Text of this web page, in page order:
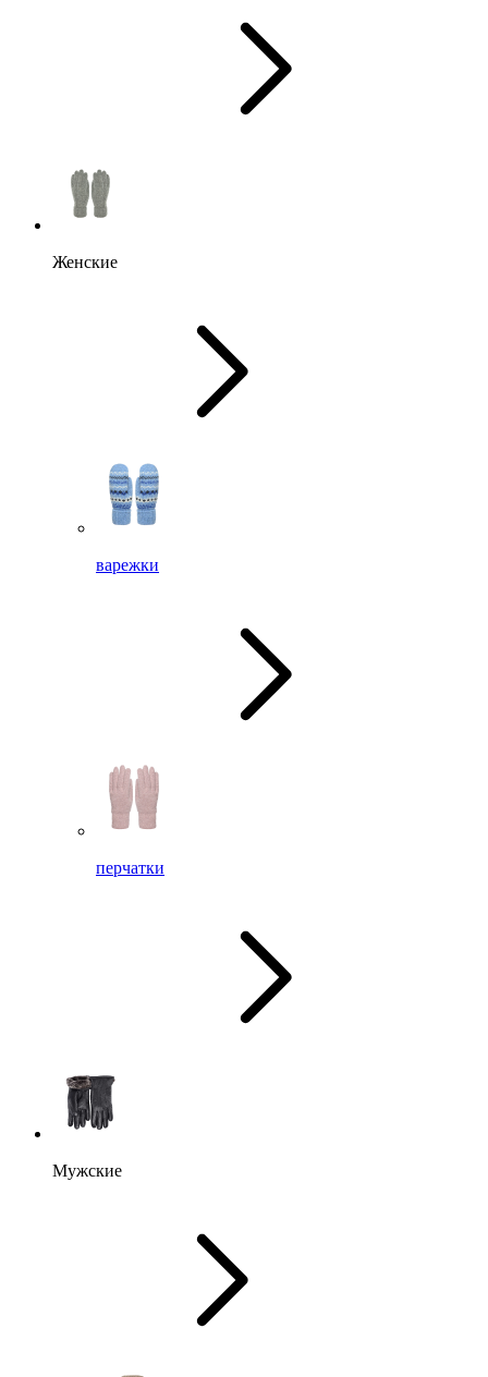
Женские
варежки
перчатки
Мужские